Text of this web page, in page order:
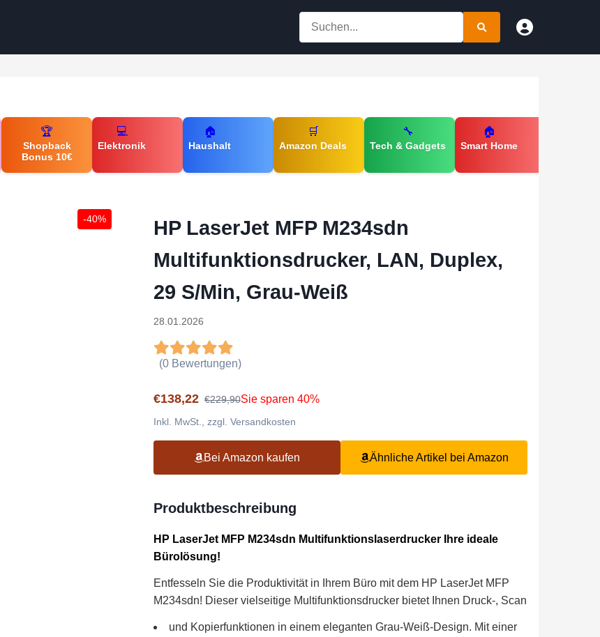
🏆
Shopback
Bonus 10€
💻
Elektronik
🏠
Haushalt
🛒
Amazon Deals
🔧
Tech & Gadgets
🏠
Smart Home
-40%
HP LaserJet MFP M234sdn
Multifunktionsdrucker, LAN, Duplex,
29 S/Min, Grau-Weiß
28.01.2026
(0 Bewertungen)
€138,22 €229,90Sie sparen 40%
Inkl. MwSt., zzgl. Versandkosten
Bei Amazon kaufen Ähnliche Artikel bei Amazon
Produktbeschreibung
HP LaserJet MFP M234sdn Multifunktionslaserdrucker Ihre ideale
Bürolösung!
Entfesseln Sie die Produktivität in Ihrem Büro mit dem HP LaserJet MFP
M234sdn! Dieser vielseitige Multifunktionsdrucker bietet Ihnen Druck-, Scan
und Kopierfunktionen in einem eleganten Grau-Weiß-Design. Mit einer